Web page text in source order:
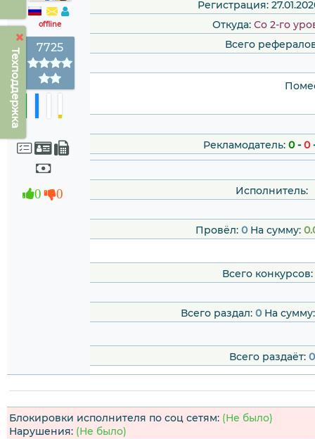
Техподдержка
offline
7725
0 0
Регистрация:
Откуда: Со 2-го
Всего
Рекламодатель: 0-0
Исполнитель:
Провёл: 0На сумму:
Всего конкурсов:
Всего раздал: 0На
Всего раздаёт: 0
Блокировки исполнителя по соц сетям: (Не было)
Нарушения: (Не было)